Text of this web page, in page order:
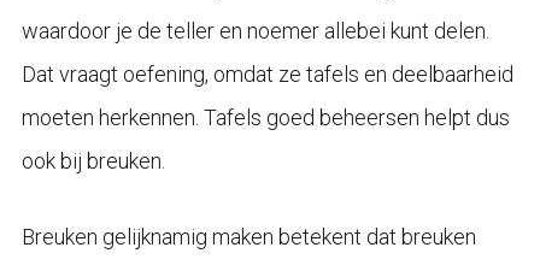
waardoor je de teller en noemer allebei kunt delen.
Dat vraagt oefening, omdat ze tafels en deelbaarheid
moeten herkennen. Tafels goed beheersen helpt dus
ook bij breuken.
Breuken gelijknamig maken betekent dat breuken